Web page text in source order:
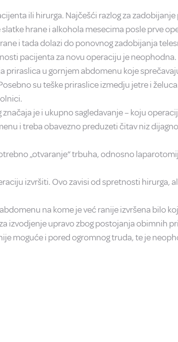
ili hirurga. Najčešći razlog za
hrane i alkohola mesecima posle prve
i tada dolazi do ponovnog zadobijanja
pacijenta za novu operaciju je neophodna.
priraslica u gornjem abdomenu koje
su teške priraslice izmedju jetre i
je i ukupno sagledavanje – koju
i treba obavezno preduzeti čitav niz
„otvaranje“ trbuha, odnosno
izvršiti. Ovo zavisi od spretnosti hirurga,
na kome je već ranije izvršena bilo
izvodjenje upravo zbog postojanja obimnih
moguće i pored ogromnog truda, te je